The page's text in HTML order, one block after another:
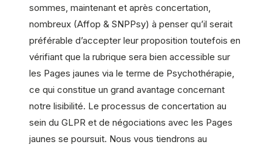
sommes, maintenant et après concertation,
nombreux (Affop & SNPPsy) à penser qu’il serait
préférable d’accepter leur proposition toutefois en
vérifiant que la rubrique sera bien accessible sur
les Pages jaunes via le terme de Psychothérapie,
ce qui constitue un grand avantage concernant
notre lisibilité. Le processus de concertation au
sein du GLPR et de négociations avec les Pages
jaunes se poursuit. Nous vous tiendrons au